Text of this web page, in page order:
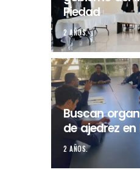
Piedad
2 AÑOS.
Buscan
de ajedrez en
2 AÑOS.